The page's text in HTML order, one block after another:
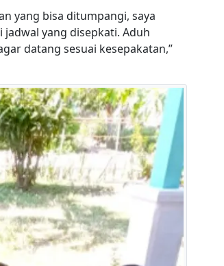
yang bisa ditumpangi, saya
yang disepkati. Aduh
datang sesuai kesepakatan,”